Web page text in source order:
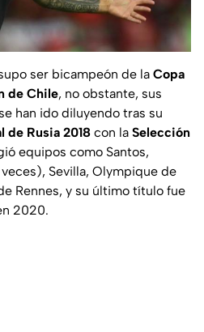
ser bicampeón de la Copa
de Chile, no obstante, sus
han ido diluyendo tras su
de Rusia 2018 con la Selección
equipos como Santos,
Sevilla, Olympique de
Rennes, y su último título fue
2020.